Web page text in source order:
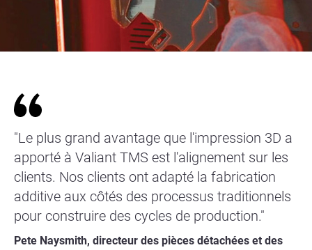
"Le plus grand avantage que l'impression 3D a
apporté à Valiant TMS est l'alignement sur les
clients. Nos clients ont adapté la fabrication
additive aux côtés des processus traditionnels
pour construire des cycles de production."
Pete Naysmith, directeur des pièces détachées et des